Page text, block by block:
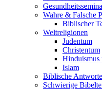
Wahre & Falsche
Biblischer
Weltreligionen
Judentum
Christentum
Hinduismus
Islam
Biblische
Schwierige